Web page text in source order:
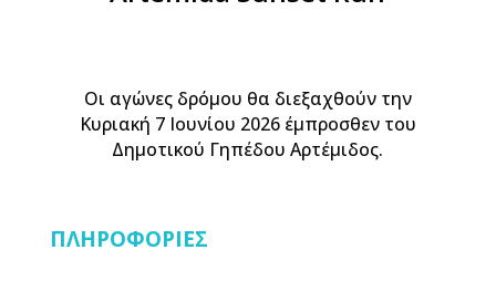
Οι αγώνες δρόμου θα διεξαχθούν την
Κυριακή 7 Ιουνίου 2026 έμπροσθεν του
Δημοτικού Γηπέδου Αρτέμιδος.
ΠΛΗΡΟΦΟΡΙΕΣ